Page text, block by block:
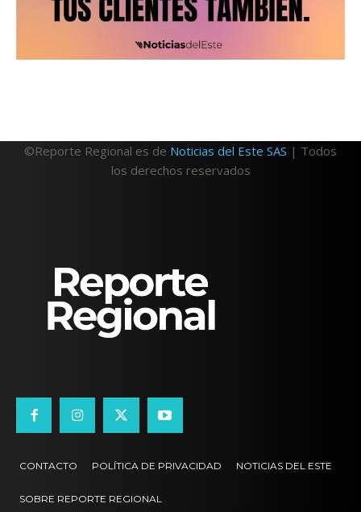
©Reporte Regional es de Noticias del Este SAS | Todos
los derechos reservados
CONTACTO POLÍTICA DE PRIVACIDAD NOTICIAS DEL ESTE
SOBRE REPORTE REGIONAL